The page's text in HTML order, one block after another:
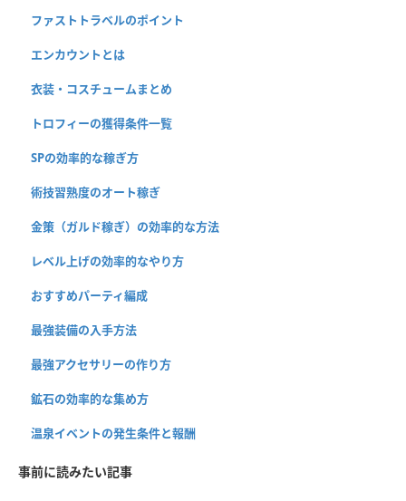
ファストトラベルのポイント
エンカウントとは
衣装・コスチュームまとめ
トロフィーの獲得条件一覧
SPの効率的な稼ぎ方
術技習熟度のオート稼ぎ
金策（ガルド稼ぎ）の効率的な方法
レベル上げの効率的なやり方
おすすめパーティ編成
最強装備の入手方法
最強アクセサリーの作り方
鉱石の効率的な集め方
温泉イベントの発生条件と報酬
事前に読みたい記事